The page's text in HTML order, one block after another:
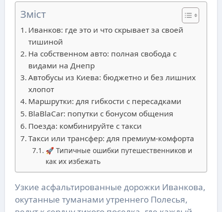
Зміст
Иванков: где это и что скрывает за своей
тишиной
На собственном авто: полная свобода с
видами на Днепр
Автобусы из Киева: бюджетно и без лишних
хлопот
Маршрутки: для гибкости с пересадками
BlaBlaCar: попутки с бонусом общения
Поезда: комбинируйте с такси
Такси или трансфер: для премиум-комфорта
🚀 Типичные ошибки путешественников и
как их избежать
Узкие асфальтированные дорожки Иванкова,
окутанные туманами утреннего Полесья,